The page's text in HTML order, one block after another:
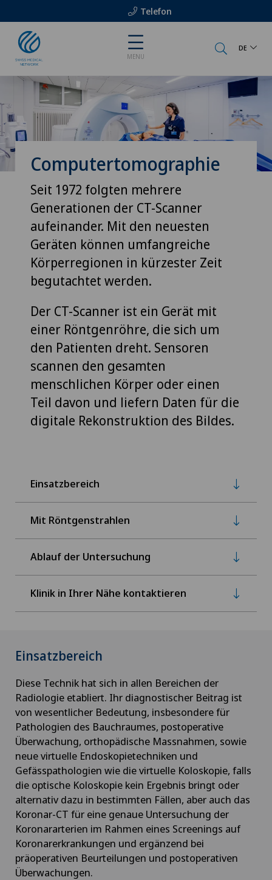
Telefon
MENU
DE
Computertomographie
Seit 1972 folgten mehrere
Generationen der CT-Scanner
aufeinander. Mit den neuesten
Geräten können umfangreiche
Körperregionen in kürzester Zeit
begutachtet werden.
Der CT-Scanner ist ein Gerät mit
einer Röntgenröhre, die sich um
den Patienten dreht. Sensoren
scannen den gesamten
menschlichen Körper oder einen
Teil davon und liefern Daten für die
digitale Rekonstruktion des Bildes.
Einsatzbereich
Mit Röntgenstrahlen
Ablauf der Untersuchung
Klinik in Ihrer Nähe kontaktieren
Einsatzbereich
Diese Technik hat sich in allen Bereichen der
Radiologie etabliert. Ihr diagnostischer Beitrag ist
von wesentlicher Bedeutung, insbesondere für
Pathologien des Bauchraumes, postoperative
Überwachung, orthopädische Massnahmen, sowie
neue virtuelle Endoskopietechniken und
Gefässpathologien wie die virtuelle Koloskopie, falls
die optische Koloskopie kein Ergebnis bringt oder
alternativ dazu in bestimmten Fällen, aber auch das
Koronar-CT für eine genaue Untersuchung der
Koronararterien im Rahmen eines Screenings auf
Koronarerkrankungen und ergänzend bei
präoperativen Beurteilungen und postoperativen
Überwachungen.